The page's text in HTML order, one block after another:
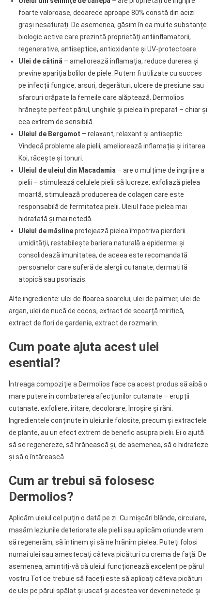
foarte valoroase, deoarece aproape 80% constă din acizi
grași nesaturați. De asemenea, găsim în ea multe substanțe
biologic active care prezintă proprietăți antiinflamatorii,
regenerative, antiseptice, antioxidante și UV-protectoare.
Ulei de cătină – ameliorează inflamația, reduce durerea și
previne apariția bolilor de piele. Putem fi utilizate cu succes
pe infecții fungice, arsuri, degerături, ulcere de presiune sau
sfarcuri crăpate la femeile care alăptează. Dermolios
hrănește perfect părul, unghiile și pielea în preparat – chiar și
cea extrem de sensibilă.
Uleiul de Bergamot – relaxant, relaxant și antiseptic.
Vindecă probleme ale pielii, ameliorează inflamația și iritarea.
Koi, răcește și tonuri.
Uleiul de uleiul din Macadamia – are o mulțime de îngrijire a
pielii – stimulează celulele pielii să lucreze, exfoliază pielea
moartă, stimulează producerea de colagen care este
responsabilă de fermitatea pielii. Uleiul face pielea mai
hidratată și mai netedă.
Uleiul de măslineprotejează pielea împotriva pierderii
umidității, restabilește bariera naturală a epidermei și
consolidează imunitatea, de aceea este recomandată
persoanelor care suferă de alergii cutanate, dermatită
atopică sau psoriazis.
Alte ingrediente: ulei de floarea soarelui, ulei de palmier, ulei de
argan, ulei de nucă de cocos, extract de scoarță miritică,
extract de flori de gardenie, extract de rozmarin.
Cum poate ajuta acest ulei
esential?
Întreaga compoziție a Dermolios face ca acest produs să aibă o
mare putere în combaterea afecțiunilor cutanate – erupții
cutanate, exfoliere, iritare, decolorare, înroșire și răni.
Ingredientele conținute în uleiurile folosite, precum și extractele
de plante, au un efect extrem de benefic asupra pielii. Ei o ajută
să se regenereze, să hrănească și, de asemenea, să o hidrateze
și să o întărească.
Cum ar trebui să folosesc
Dermolios?
Aplicăm uleiul cel puțin o dată pe zi. Cu mișcări blânde, circulare,
masăm leziunile deteriorate ale pielii sau aplicăm oriunde vrem
să regenerăm, să întinem și să ne hrănim pielea. Puteți folosi
numai ulei sau amestecați câteva picături cu crema de față. De
asemenea, amintiți-vă că uleiul funcționează excelent pe părul
vostru Tot ce trebuie să faceți este să aplicați câteva picături
de ulei pe părul spălat și uscat și acestea vor deveni netede și